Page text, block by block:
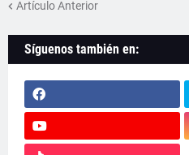
Artículo Anterior
Síguenos también en: